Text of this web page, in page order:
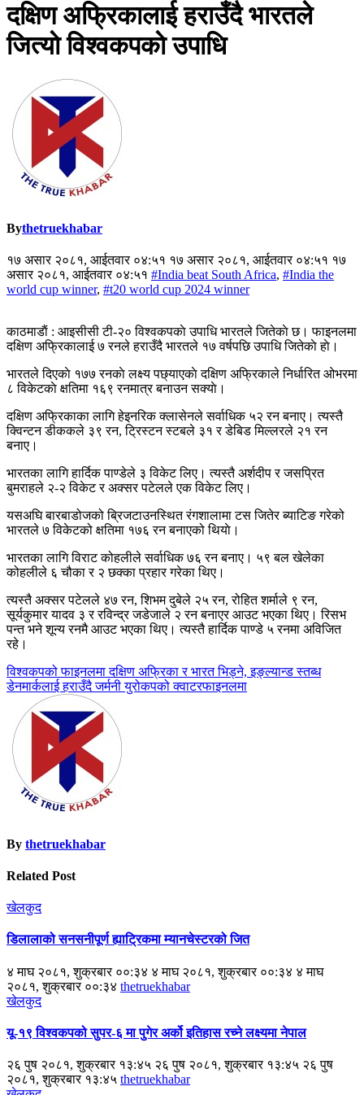
दक्षिण अफ्रिकालाई हराउँदै भारतले
जित्याे विश्वकपकाे उपाधि
Bythetruekhabar
१७ असार २०८१, आईतवार ०४:५१ १७ असार २०८१, आईतवार ०४:५१ १७
असार २०८१, आईतवार ०४:५१ #India beat South Africa, #India the
world cup winner, #t20 world cup 2024 winner
काठमाडाैं : आइसीसी टी-२० विश्वकपकाे उपाधि भारतले जितेकाे छ। फाइनलमा
दक्षिण अफ्रिकालाई ७ रनले हराउँदै भारतले १७ वर्षपछि उपाधि जितेकाे हाे।
भारतले दिएकाे १७७ रनकाे लक्ष्य पछ्याएकाे दक्षिण अफ्रिकाले निर्धारित ओभरमा
८ विकेटकाे क्षतिमा १६९ रनमात्र बनाउन सक्याे।
दक्षिण अफ्रिकाका लागि हेइनरिक क्लासेनले सर्वाधिक ५२ रन बनाए। त्यस्तै
क्विन्टन डीककले ३९ रन, ट्रिस्टन स्टबले ३१ र डेबिड मिल्लरले २१ रन
बनाए।
भारतका लागि हार्दिक पाण्डेले ३ विकेट लिए। त्यस्तै अर्शदीप र जसप्रित
बुमराहले २-२ विकेट र अक्सर पटेलले एक विकेट लिए।
यसअघि बारबाडोजको ब्रिजटाउनस्थित रंगशालामा टस जितेर ब्याटिङ गरेको
भारतले ७ विकेटको क्षतिमा १७६ रन बनाएको थियाे।
भारतका लागि विराट कोहलीले सर्वाधिक ७६ रन बनाए। ५९ बल खेलेका
कोहलीले ६ चौका र २ छक्का प्रहार गरेका थिए।
त्यस्तै अक्सर पटेलले ४७ रन, शिभम दुबेले २५ रन, रोहित शर्माले ९ रन,
सूर्यकुमार यादव ३ र रविन्द्र जडेजाले २ रन बनाएर आउट भएका थिए। रिसभ
पन्त भने शून्य रनमै आउट भएका थिए। त्यस्तै हार्दिक पाण्डे ५ रनमा अविजित
रहे।
Post
navigation
विश्वकपको फाइनलमा दक्षिण अफ्रिका र भारत भिड्ने, इङ्ल्यान्ड स्तब्ध
डेनमार्कलाई हराउँदै जर्मनी युरोकपको क्वाटरफाइनलमा
By thetruekhabar
Related Post
खेलकुद
डिलालाको सनसनीपूर्ण ह्याट्रिकमा म्यानचेस्टरको जित
४ माघ २०८१, शुक्रबार ००:३४ ४ माघ २०८१, शुक्रबार ००:३४ ४ माघ
२०८१, शुक्रबार ००:३४ thetruekhabar
खेलकुद
यू-१९ विश्वकपको सुपर-६ मा पुगेर अर्को इतिहास रच्ने लक्ष्यमा नेपाल
२६ पुष २०८१, शुक्रबार १३:४५ २६ पुष २०८१, शुक्रबार १३:४५ २६ पुष
२०८१, शुक्रबार १३:४५ thetruekhabar